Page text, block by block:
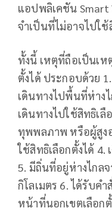
แอปพลิเคชัน Smart
จำเป็นที่ไม่อาจไปใช้
ทั้งนี้ เหตุที่ถือเป็นเห
ตั้งได้ ประกอบด้วย
เดินทางไปพื้นที่ห่าง
เดินทางไปใช้สิทธิเ
ทุพพลภาพ หรือผู้สูง
ใช้สิทธิเลือกตั้งได้
5. มีถิ่นที่อยู่ห่างไกลจ
กิโลเมตร 6. ได้รับค
หน้าที่นอกเขตเลือก